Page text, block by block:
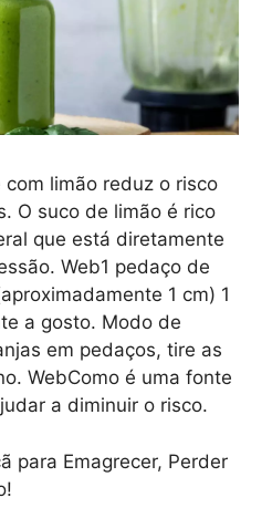
com limão reduz o risco
O suco de limão é rico
que está diretamente
Web1 pedaço de
1 cm) 1
a gosto. Modo de
em pedaços, tire as
WebComo é uma fonte
a diminuir o risco.